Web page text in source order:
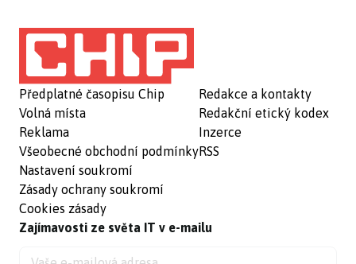
Předplatné časopisu Chip
Volná místa
Reklama
Všeobecné obchodní podmínky
Nastavení soukromí
Zásady ochrany soukromí
Cookies zásady
Redakce a kontakty
Redakční etický kodex
Inzerce
RSS
Zajímavosti ze světa IT v e-mailu